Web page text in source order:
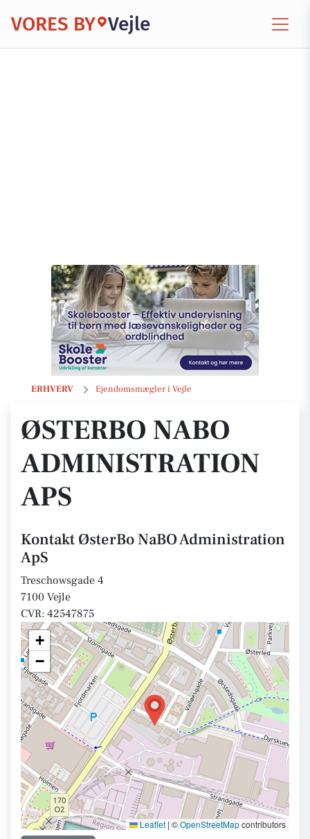
VORES BY Vejle
ERHVERV Ejendomsmægler i Vejle
ØsterBo NaBO Administration ApS
ØSTERBO NABO
ADMINISTRATION
APS
Kontakt ØsterBo NaBO Administration
ApS
Treschowsgade 4
7100 Vejle
CVR: 42547875
+
−
Leaflet | ©OpenStreetMapcontributors